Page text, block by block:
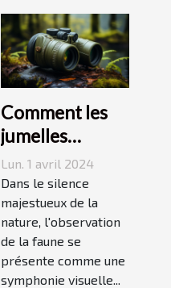
dans la magie et
les légendes
locales
Comment les
jumelles
puissantes
transforment
l'observation
de la faune
Lun. 1 avril 2024
Dans le silence
majestueux de la
nature, l'observation
de la faune se
présente comme une
symphonie visuelle...